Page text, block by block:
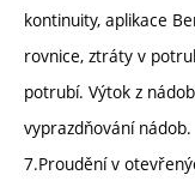
kontinuity, aplikace
rovnice, ztráty v
potrubí. Výtok z
vyprazdňování nádob.
7.Proudění v